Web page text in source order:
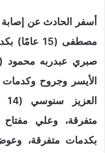
أسفر الحادث عن
مصطفى (15
الأيسر وجروح